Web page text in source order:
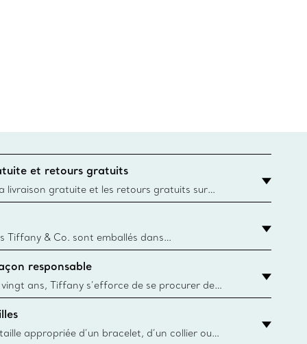
et retours gratuits
livraison gratuite et les retours gratuits sur
Tiffany & Co. passées sur le site Web
la destination est l’adresse d’un particulier.
Tiffany & Co. sont emballés dans
Box. Bien que l'histoire de cet emballage célèbre
toutes les Blue Box et sacs sont aujourd'hui
de papier provenant de sources durables et de
responsable
vingt ans, Tiffany s’efforce de se procurer de
les matériaux précieux utilisés dans la
bijoux. En apprendre davantage
appropriée d’un bracelet, d’un collier ou